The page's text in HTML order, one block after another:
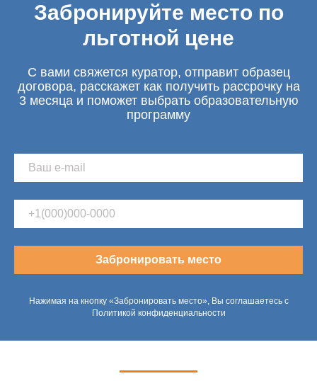
Забронируйте место по
льготной цене
С вами свяжется куратор, отправит образец
договора, расскажет как получить рассрочку на
3 месяца и поможет выбрать образовательную
программу
Забронировать место
Нажимая на кнопку «Забронировать место», Вы соглашаетесь с
Политикой конфиденциальности